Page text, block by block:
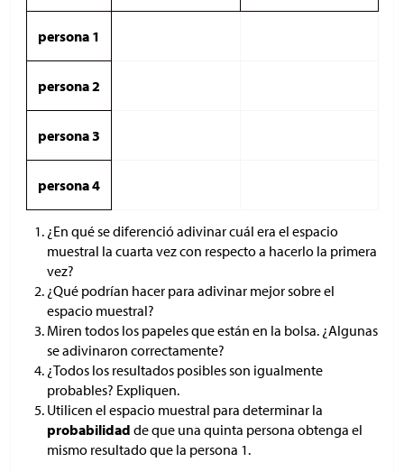
persona 1
persona 2
persona 3
persona 4
¿En qué se diferenció adivinar cuál era el espacio
muestral la cuarta vez con respecto a hacerlo la primera
vez?
¿Qué podrían hacer para adivinar mejor sobre el
espacio muestral?
Miren todos los papeles que están en la bolsa. ¿Algunas
se adivinaron correctamente?
¿Todos los resultados posibles son igualmente
probables? Expliquen.
Utilicen el espacio muestral para determinar la
probabilidad de que una quinta persona obtenga el
mismo resultado que la persona 1.